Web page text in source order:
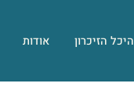
היכל הזיכרון אודות